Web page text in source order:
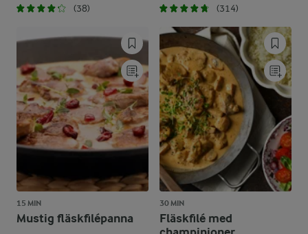
(38) (314)
15 MIN
Mustig fläskfilépanna
30 MIN
Fläskfilé med